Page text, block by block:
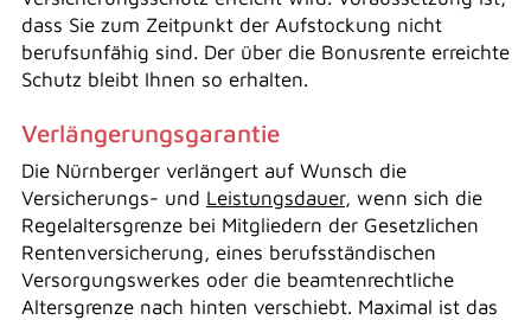
dass Sie zum Zeitpunkt der Aufstockung nicht
berufsunfähig sind. Der über die Bonusrente erreichte
Schutz bleibt Ihnen so erhalten.
Verlängerungsgarantie
Die Nürnberger verlängert auf Wunsch die
Versicherungs- und Leistungsdauer, wenn sich die
Regelaltersgrenze bei Mitgliedern der Gesetzlichen
Rentenversicherung, eines berufsständischen
Versorgungswerkes oder die beamtenrechtliche
Altersgrenze nach hinten verschiebt. Maximal ist das